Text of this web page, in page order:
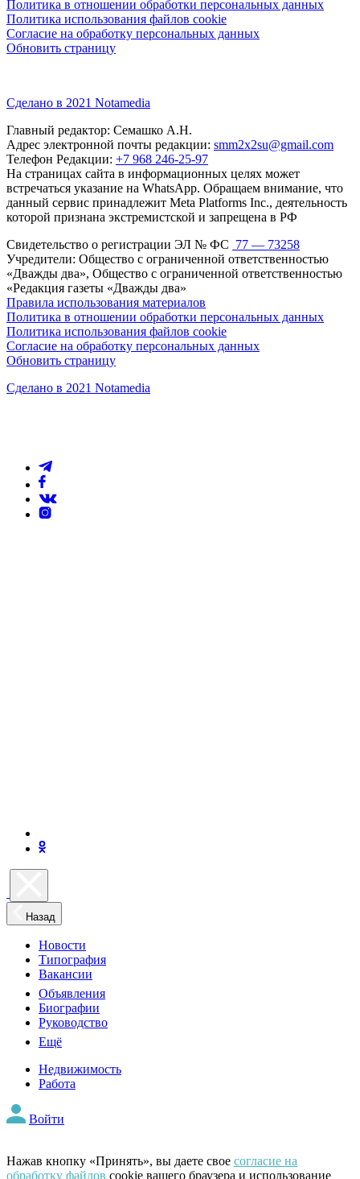
Политика в отношении обработки персональных данных
Политика использования файлов cookie
Согласие на обработку персональных данных
Обновить страницу
Сделано в 2021 Notamedia
Главный редактор: Семашко А.Н.
Адрес электронной почты редакции: smm2x2su@gmail.com
Телефон Редакции: +7 968 246-25-97
На страницах сайта в информационных целях может
встречаться указание на WhatsApp. Обращаем внимание, что
данный сервис принадлежит Meta Platforms Inc., деятельность
которой признана экстремистской и запрещена в РФ
Свидетельство о регистрации ЭЛ № ФС 77 — 73258
Учредители: Общество с ограниченной ответственностью
«Дважды два», Общество с ограниченной ответственностью
«Редакция газеты «Дважды два»
Правила использования материалов
Политика в отношении обработки персональных данных
Политика использования файлов cookie
Согласие на обработку персональных данных
Обновить страницу
Сделано в 2021 Notamedia
Назад
Новости
Типография
Вакансии
Объявления
Биографии
Руководство
Ещё
Недвижимость
Работа
Войти
Нажав кнопку «Принять», вы даете свое согласие на
обработку файлов cookie вашего браузера и использование